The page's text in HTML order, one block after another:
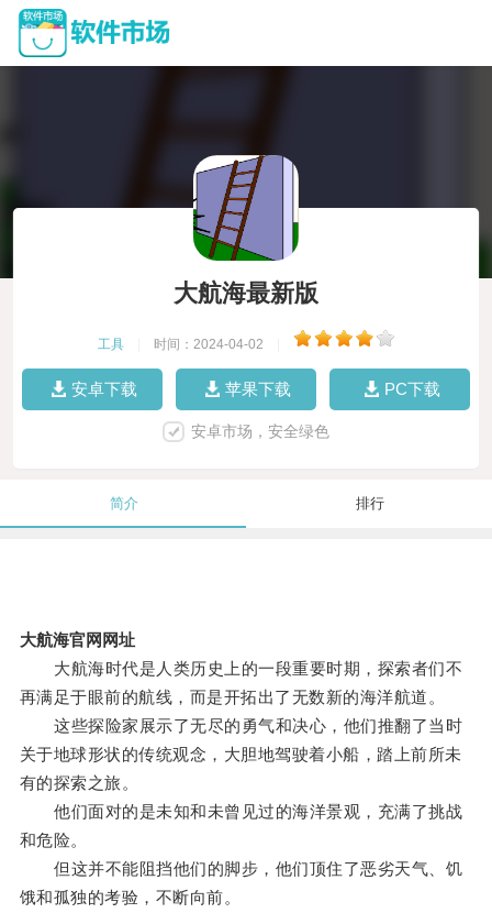
大航海最新版
工具 时间：2024-04-02
安卓下载 苹果下载 PC下载
安卓市场，安全绿色
简介 排行
大航海官网网址
大航海时代是人类历史上的一段重要时期，探索者们不
再满足于眼前的航线，而是开拓出了无数新的海洋航道。
这些探险家展示了无尽的勇气和决心，他们推翻了当时
关于地球形状的传统观念，大胆地驾驶着小船，踏上前所未
有的探索之旅。
他们面对的是未知和未曾见过的海洋景观，充满了挑战
和危险。
但这并不能阻挡他们的脚步，他们顶住了恶劣天气、饥
饿和孤独的考验，不断向前。